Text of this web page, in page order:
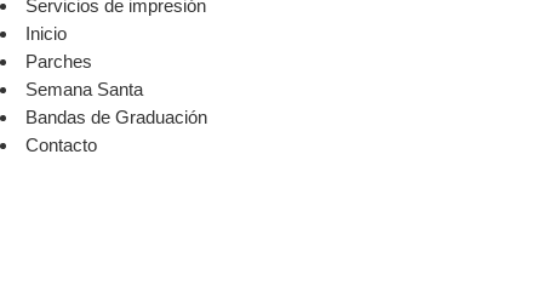
Servicios de impresión
Inicio
Parches
Semana Santa
Bandas de Graduación
Contacto